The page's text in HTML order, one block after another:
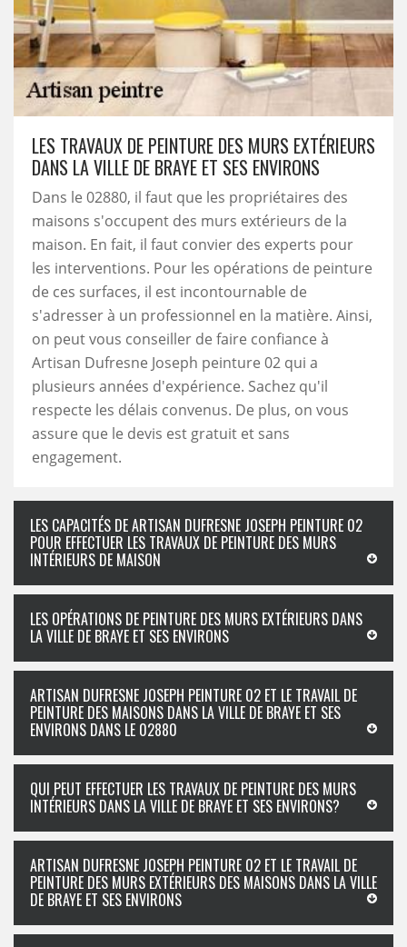
LES TRAVAUX DE PEINTURE DES MURS EXTÉRIEURS
DANS LA VILLE DE BRAYE ET SES ENVIRONS
Dans le 02880, il faut que les propriétaires des
maisons s'occupent des murs extérieurs de la
maison. En fait, il faut convier des experts pour
les interventions. Pour les opérations de peinture
de ces surfaces, il est incontournable de
s'adresser à un professionnel en la matière. Ainsi,
on peut vous conseiller de faire confiance à
Artisan Dufresne Joseph peinture 02 qui a
plusieurs années d'expérience. Sachez qu'il
respecte les délais convenus. De plus, on vous
assure que le devis est gratuit et sans
engagement.
LES CAPACITÉS DE ARTISAN DUFRESNE JOSEPH PEINTURE 02
POUR EFFECTUER LES TRAVAUX DE PEINTURE DES MURS
INTÉRIEURS DE MAISON
LES OPÉRATIONS DE PEINTURE DES MURS EXTÉRIEURS DANS
LA VILLE DE BRAYE ET SES ENVIRONS
ARTISAN DUFRESNE JOSEPH PEINTURE 02 ET LE TRAVAIL DE
PEINTURE DES MAISONS DANS LA VILLE DE BRAYE ET SES
ENVIRONS DANS LE 02880
QUI PEUT EFFECTUER LES TRAVAUX DE PEINTURE DES MURS
INTÉRIEURS DANS LA VILLE DE BRAYE ET SES ENVIRONS?
ARTISAN DUFRESNE JOSEPH PEINTURE 02 ET LE TRAVAIL DE
PEINTURE DES MURS EXTÉRIEURS DES MAISONS DANS LA VILLE
DE BRAYE ET SES ENVIRONS